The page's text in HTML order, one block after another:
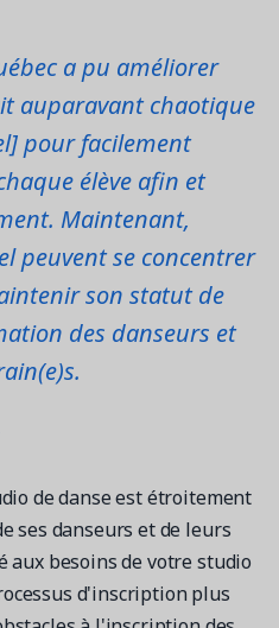
a pu améliorer
auparavant chaotique
pour facilement
élève afin et
Maintenant,
peuvent se concentrer
son statut de
des danseurs et
de danse est étroitement
ses danseurs et de leurs
aux besoins de votre studio
d'inscription plus